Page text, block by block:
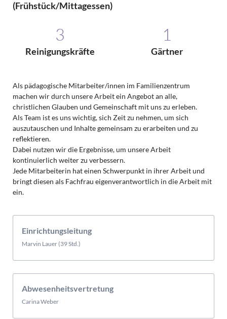
(Frühstück/Mittagessen)
3
Reinigungskräfte
1
Gärtner
Als pädagogische Mitarbeiter/innen im Familienzentrum
machen wir durch unsere Arbeit ein Angebot an alle,
christlichen Glauben und Gemeinschaft mit uns zu erleben.
Als Team ist es uns wichtig, sich Zeit zu nehmen, um sich
auszutauschen und Inhalte gemeinsam zu erarbeiten und zu
reflektieren.
Dabei nutzen wir die Ergebnisse, um unsere Arbeit
kontinuierlich weiter zu verbessern.
Jede Mitarbeiterin hat einen Schwerpunkt in ihrer Arbeit und
bringt diesen als Fachfrau eigenverantwortlich in die Arbeit mit
ein.
Einrichtungsleitung
Marvin Lauer (39 Std.)
Abwesenheitsvertretung
Carina Weber